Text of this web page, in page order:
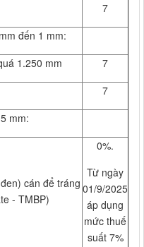
7
đến 1 mm:
1.250 mm
7
7
mm:
cán để tráng
- TMBP)
0%.
Từ ngày
01/9/2025
áp dụng
mức thuế
suất 7%